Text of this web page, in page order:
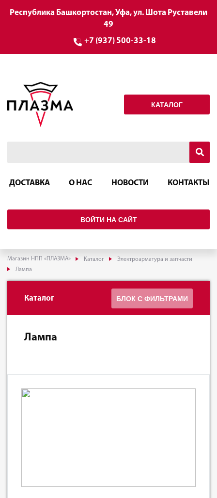
Республика Башкортостан, Уфа, ул. Шота Руставели
49
+7 (937) 500-33-18
КАТАЛОГ
ДОСТАВКА О НАС НОВОСТИ КОНТАКТЫ
ВОЙТИ НА САЙТ
Магазин НПП «ПЛАЗМА» Каталог
Электроарматура и запчасти
Лампа
Каталог БЛОК С ФИЛЬТРАМИ
Лампа